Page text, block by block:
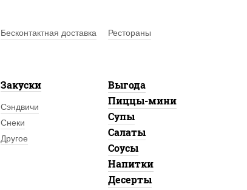
Бесконтактная доставка
Рестораны
Закуски
Сэндвичи
Снеки
Другое
Выгода
Пиццы-мини
Супы
Салаты
Соусы
Напитки
Десерты